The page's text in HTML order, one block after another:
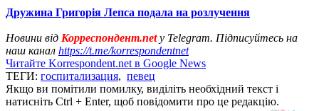
Дружина Григорія Лепса подала на розлучення
Новини від Корреспондент.netу Telegram. Підписуйтесь на
наш канал https://t.me/korrespondentnet
Читайте Korrespondent.net в Google News
ТЕГИ: госпитализация, певец
Якщо ви помітили помилку, виділіть необхідний текст і
натисніть Ctrl + Enter, щоб повідомити про це редакцію.